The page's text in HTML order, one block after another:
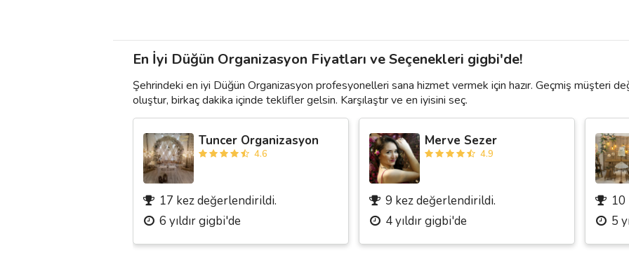
En İyi Düğün Organizasyon Fiyatları ve Seçenekleri gigbi'de!
Şehrindeki en iyi Düğün Organizasyon profesyonelleri sana hizmet vermek için hazır. Geçmiş müşteri
oluştur, birkaç dakika içinde teklifler gelsin. Karşılaştır ve en iyisini seç.
Tuncer Organizasyon
4.6
17 kez değerlendirildi.
6 yıldır gigbi'de
Merve Sezer
4.9
9 kez değerlendirildi.
4 yıldır gigbi'de
10
5